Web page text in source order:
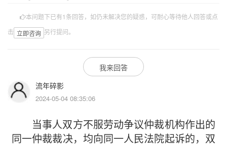
本问题下已有1条回答，如仍未解决您的疑惑，可耐心等待他人回答或点
击 立即咨询 另行提问。
我来回答
流年碎影
2024-05-04 08:35:06
当事人双方不服劳动争议仲裁机构作出的
同一仲裁裁决，均向同一人民法院起诉的，双